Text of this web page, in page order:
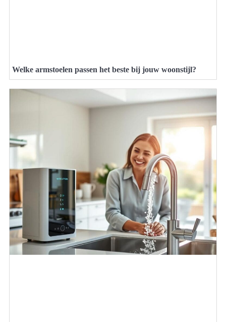
Welke armstoelen passen het beste bij jouw woonstijl?